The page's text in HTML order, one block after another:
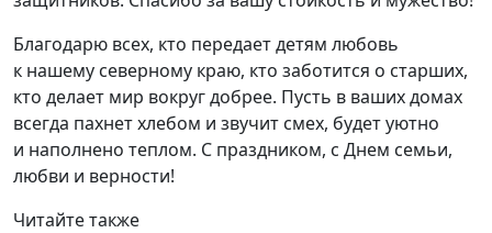
Благодарю всех, кто передает детям любовь
к нашему северному краю, кто заботится о старших,
кто делает мир вокруг добрее. Пусть в ваших домах
всегда пахнет хлебом и звучит смех, будет уютно
и наполнено теплом. С праздником, с Днем семьи,
любви и верности!
Читайте также